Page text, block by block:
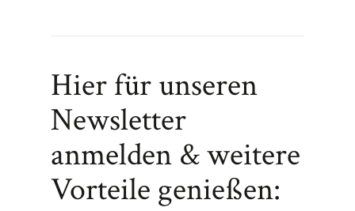
Hier für unseren
Newsletter
anmelden & weitere
Vorteile genießen: